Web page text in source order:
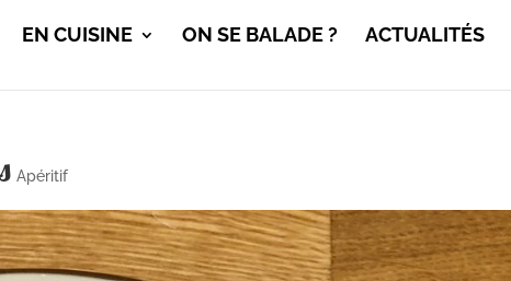
EN CUISINE ON SE BALADE ? ACTUALITÉS
Apéritif